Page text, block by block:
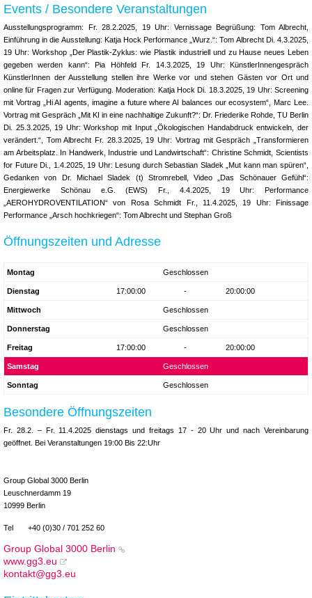
Events / Besondere Veranstaltungen
Ausstellungsprogramm: Fr. 28.2.2025, 19 Uhr: Vernissage Begrüßung: Tom Albrecht,
Einführung in die Ausstellung: Katja Hock Performance „Wurz.“: Tom Albrecht Di. 4.3.2025,
19 Uhr: Workshop „Der Plastik-Zyklus: wie Plastik industriell und zu Hause neues Leben
gegeben werden kann“: Pia Höhfeld Fr. 14.3.2025, 19 Uhr: KünstlerInnengespräch
KünstlerInnen der Ausstellung stellen ihre Werke vor und stehen Gästen vor Ort und
online für Fragen zur Verfügung. Moderation: Katja Hock Di. 18.3.2025, 19 Uhr: Screening
mit Vortrag „Hi AI agents, imagine a future where AI balances our ecosystem“, Marc Lee.
Vortrag mit Gespräch „Mit KI in eine nachhaltige Zukunft?“: Dr. Friederike Rohde, TU Berlin
Di. 25.3.2025, 19 Uhr: Workshop mit Input „Ökologischen Handabdruck entwickeln, der
verändert.“, Tom Albrecht Fr. 28.3.2025, 19 Uhr: Vortrag mit Gespräch „Transformieren
am Arbeitsplatz. In Handwerk, Industrie und Landwirtschaft“: Christine Schmidt, Scientists
for Future Di., 1.4.2025, 19 Uhr: Lesung durch Sebastian Sladek „Mut kann man spüren“,
Gedanken von Dr. Michael Sladek (t) Stromrebell, Video „Das Schönauer Gefühl“:
Energiewerke Schönau e.G. (EWS) Fr., 4.4.2025, 19 Uhr: Performance
„AEROHYDROVENTILATION“ von Rosa Schmidt Fr., 11.4.2025, 19 Uhr: Finissage
Performance „Arsch hochkriegen“: Tom Albrecht und Stephan Groß
Öffnungszeiten und Adresse
Montag Geschlossen
Dienstag 17:00:00 - 20:00:00
Mittwoch Geschlossen
Donnerstag Geschlossen
Freitag 17:00:00 - 20:00:00
Samstag Geschlossen
Sonntag Geschlossen
Besondere Öffnungszeiten
Fr. 28.2. – Fr. 11.4.2025 dienstags und freitags 17 - 20 Uhr und nach Vereinbarung
geöffnet. Bei Veranstaltungen 19:00 Bis 22:Uhr
Group Global 3000 Berlin
Leuschnerdamm 19
10999 Berlin
Tel +40 (0)30 / 701 252 60
Group Global 3000 Berlin
www.gg3.eu
kontakt@gg3.eu